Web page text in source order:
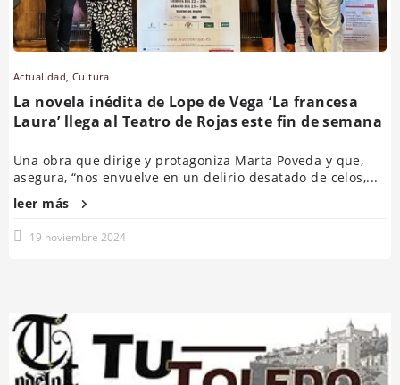
Actualidad ,Cultura
La novela inédita de Lope de Vega ‘La francesa
Laura’ llega al Teatro de Rojas este fin de semana
Una obra que dirige y protagoniza Marta Poveda y que,
asegura, “nos envuelve en un delirio desatado de celos,...
leer más
19 noviembre 2024